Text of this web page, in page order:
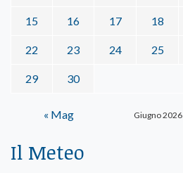
Giugno 2026
15 16 17 18
22 23 24 25
29 30
« Mag
Il Meteo